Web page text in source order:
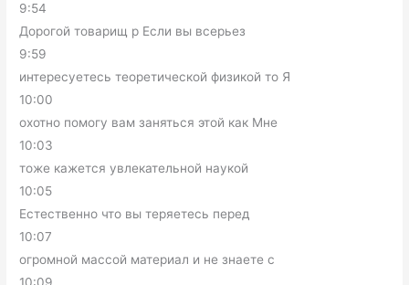
9:54
Дорогой товарищ р Если вы всерьез
9:59
интересуетесь теоретической физикой то Я
10:00
охотно помогу вам заняться этой как Мне
10:03
тоже кажется увлекательной наукой
10:05
Естественно что вы теряетесь перед
10:07
огромной массой материал и не знаете с